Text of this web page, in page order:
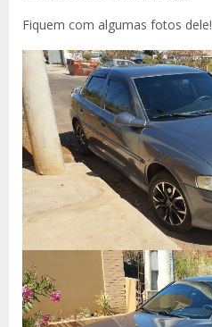
Fiquem com algumas fotos dele!